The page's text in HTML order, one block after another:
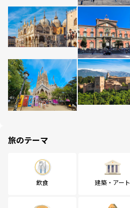
旅のテーマ
飲食 建築・アート